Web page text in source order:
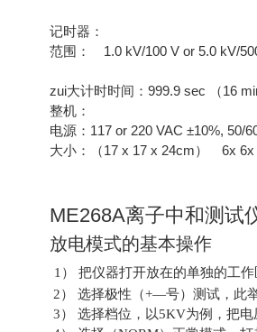
记时器：
范围： 1.0 kV/100 V or 5.0 kV/
zui大计时时间：999.9 sec （16
整机：
电源：117 or 220 VAC ±10%,
大小：（17 x 17 x 24cm） 6x
ME268A离子中和测试
放电模式的基本操作
1 ） 把仪器打开放在的单独的工
2） 选择极性（+—号）测试， 此
3） 选择档位，以5KV为例，把